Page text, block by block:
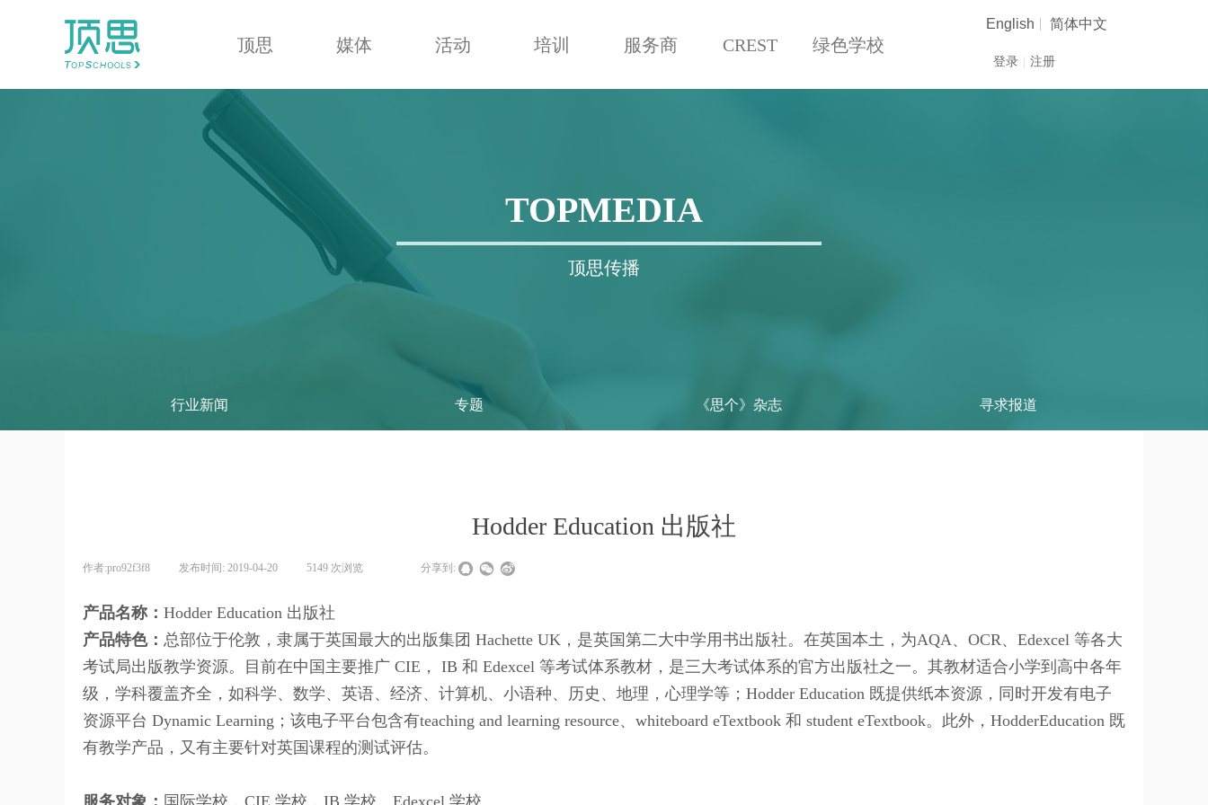
English 简体中文
登录 注册
顶思 媒体 活动 培训 服务商 CREST 绿色学校
TOPMEDIA
顶思传播
行业新闻 专题 《思个》杂志 寻求报道
Hodder Education 出版社
作者:pro92f3f8 发布时间: 2019-04-20 5149 次浏览 分享到:
产品名称： Hodder Education 出版社
产品特色： 总部位于伦敦，隶属于英国最大的出版集团 Hachette UK，是英国第二大中学用书出版社。在英国本土，为AQA、OCR、Edexcel 等各大
考试局出版教学资源。目前在中国主要推广 CIE， IB 和 Edexcel 等考试体系教材，是三大考试体系的官方出版社之一。其教材适合小学到高中各年
级，学科覆盖齐全，如科学、数学、英语、经济、计算机、小语种、历史、地理，心理学等；Hodder Education 既提供纸本资源，同时开发有电子
资源平台 Dynamic Learning；该电子平台包含有teaching and learning resource、whiteboard eTextbook 和 student eTextbook。此外，HodderEducation 既
有教学产品，又有主要针对英国课程的测试评估。
服务对象： 国际学校，CIE 学校，IB 学校，Edexcel 学校